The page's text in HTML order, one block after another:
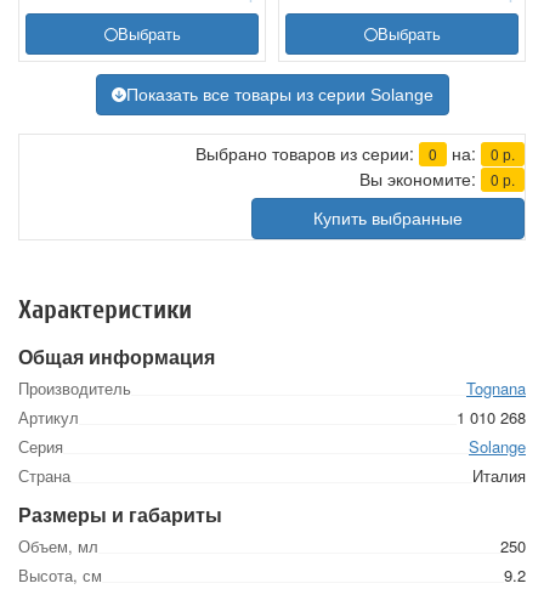
Выбрать Выбрать
Показать все товары из серии Solange
Выбрано товаров из серии: 0 на: 0 р.
Вы экономите: 0 р.
Купить выбранные
Характеристики
Общая информация
Производитель
Tognana
Артикул
1 010 268
Серия
Solange
Страна
Италия
Размеры и габариты
Объем, мл
250
Высота, см
9.2